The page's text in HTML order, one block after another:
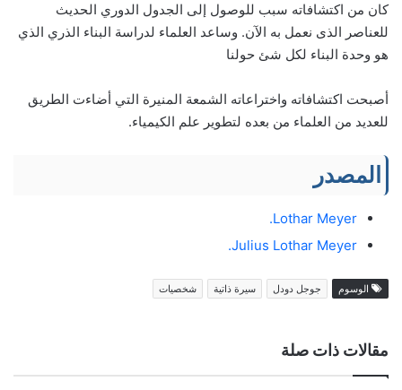
كان من اكتشافاته سبب للوصول إلى الجدول الدوري الحديث
للعناصر الذى نعمل به الآن. وساعد العلماء لدراسة البناء الذري الذي
هو وحدة البناء لكل شئ حولنا
أصبحت اكتشافاته واختراعاته الشمعة المنيرة التي أضاءت الطريق
للعديد من العلماء من بعده لتطوير علم الكيمياء.
المصدر
Lothar Meyer.
Julius Lothar Meyer.
الوسوم جوجل دودل سيرة ذاتية شخصيات
مقالات ذات صلة